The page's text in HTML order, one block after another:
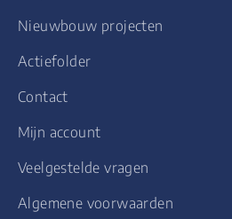
Nieuwbouw projecten
Actiefolder
Contact
Mijn account
Veelgestelde vragen
Algemene voorwaarden